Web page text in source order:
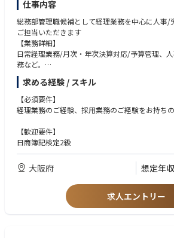
・工期：3ヶ月～2年半
・実行予算まで担当いただきます。
・PC、スマートフォン、作業着は会社から貸与
►出張
期間：日帰り～最長1年半(出張期間中、一時帰
場所：
東京地区：東日本中心(北海道～甲信越・静岡)
►残業 10時間/月 程度
【組織】
部署名：建設部 東京プラントＧ
人員：33名
キャリア入社比率：約5割
部署名：建設部 大阪プラントＧ
仕事内容
総務部管理職候補として経理業務を中心に人事/
ご担当いただきます
【業務詳細】
日常経理業務/月次・年次決算対応/予算管理、
務など。
【ポジションの魅力】
経営基盤を下支えする立場として深く会社経営
す。
創業80周年を迎える老舗金属加工メーカーの安
求める経験 / スキル
【必須要件】
経理業務のご経験、採用業務のご経験をお持ち
【歓迎要件】
日商簿記検定2級
大阪府 想定年収
求人エントリー